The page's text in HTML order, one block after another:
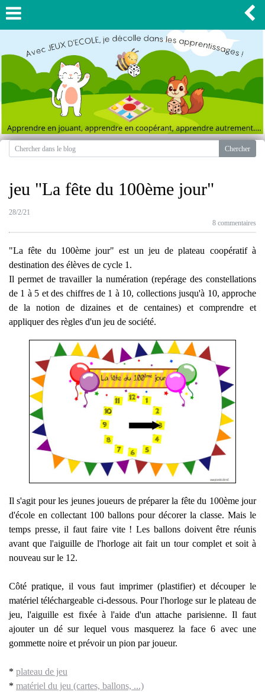
jeu "La fête du 100ème jour"
28/2/21
8 commentaires
"La fête du 100ème jour" est un jeu de plateau coopératif à
destination des élèves de cycle 1.
Il permet de travailler la numération (repérage des constellations
de 1 à 5 et des chiffres de 1 à 10, collections jusqu'à 10, approche
de la notion de dizaines et de centaines) et comprendre et
appliquer des règles d'un jeu de société.
Il s'agit pour les jeunes joueurs de préparer la fête du 100ème jour
d'école en collectant 100 ballons pour décorer la classe. Mais le
temps presse, il faut faire vite ! Les ballons doivent être réunis
avant que l'aiguille de l'horloge ait fait un tour complet et soit à
nouveau sur le 12.
Côté pratique, il vous faut imprimer (plastifier) et découper le
matériel téléchargeable ci-dessous. Pour l'horloge sur le plateau de
jeu, l'aiguille est fixée à l'aide d'un attache parisienne. Il faut
ajouter un dé sur lequel vous masquerez la face 6 avec une
gommette noire et prévoir un pion par joueur.
* plateau de jeu
* matériel du jeu (cartes, ballons, ...)